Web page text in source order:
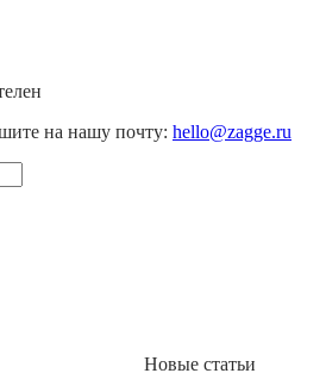
на нашу почту: hello@zagge.ru
Новые статьи